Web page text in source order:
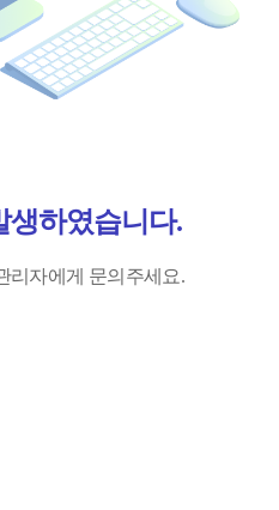
생하였습니다.
리자에게 문의주세요.